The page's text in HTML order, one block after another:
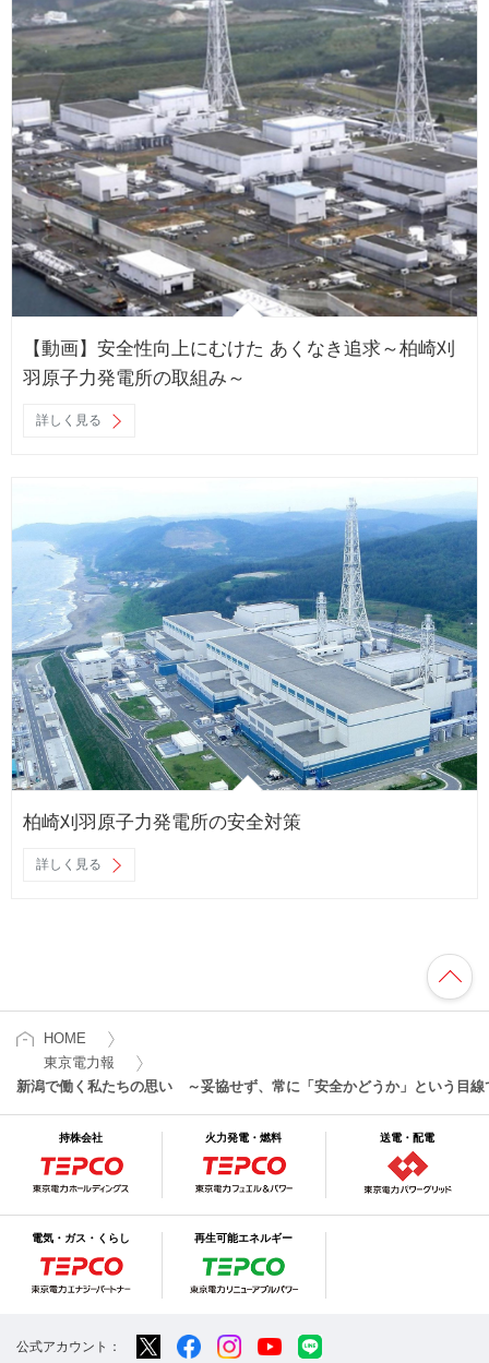
【動画】安全性向上にむけた あくなき追求～柏崎刈
羽原子力発電所の取組み～
詳しく見る
柏崎刈羽原子力発電所の安全対策
詳しく見る
HOME
東京電力報
新潟で働く私たちの思い ～妥協せず、常に「安全かどうか」という目線
持株会社 火力発電・燃料 送電・配電
電気・ガス・くらし 再生可能エネルギー
公式アカウント：